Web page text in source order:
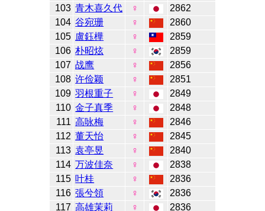
103 青木喜久代 ♀
2862
104 谷宛珊 ♀
2860
105 盧鈺樺 ♀
2859
106 朴昭炫 ♀
2859
107 战鹰 ♀
2856
108 许俭颖 ♀
2851
109 羽根重子 ♀
2849
110 金子真季 ♀
2848
111 高咏梅 ♀
2846
112 董天怡 ♀
2845
113 袁亭昱 ♀
2840
114 万波佳奈 ♀
2838
115 叶桂 ♀
2836
116 張兮領 ♀
2836
117 高雄茉莉 ♀
2836